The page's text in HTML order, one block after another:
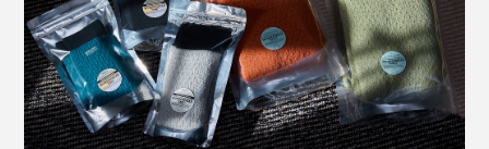
にも縫い目がないため、ゴロつきがなく、肌に食い込む
こともなく、ストレスフリー。
一見ゴムに見えるウエストも、実は黒い糸で編み続きに
した「ニット」。ゴム特有の締めつけがなく、長く履い